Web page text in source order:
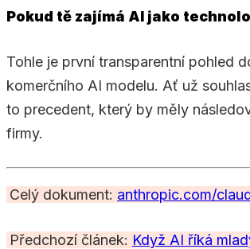
Pokud tě zajímá AI jako
Tohle je první transparentní pohled
komerčního AI modelu. Ať už
to precedent, který by měly
firmy.
Celý dokument: anthropic.com/
Předchozí článek: Když AI říká